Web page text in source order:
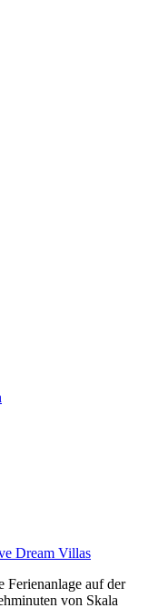
Dream Villas
auf der
von Skala